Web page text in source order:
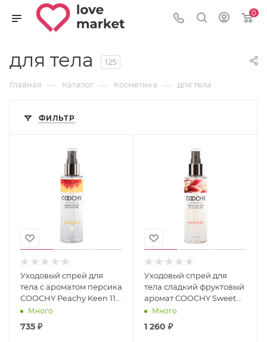
0
для тела 125
Главная — Каталог — Косметика — для тела
ФИЛЬТР
Уходовый спрей для
тела с ароматом персика
COOCHY Peachy Keen 118
млМного
735 ₽
Уходовый спрей для
тела сладкий фруктовый
аромат COOCHY Sweet
Nectar 118 мл
Много
1 260 ₽